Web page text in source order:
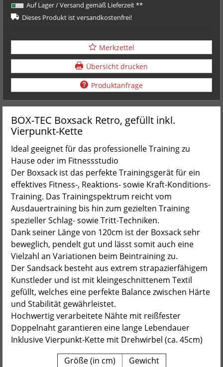
Auf Lager / Versand gemäß Lieferzeit **
Dieses Produkt ist versandkostenfrei!
Merkzettel
Übersicht drucken
Produktanfrage
BOX-TEC Boxsack Retro, gefüllt inkl.
Vierpunkt-Kette
Ideal geeignet für das professionelle Training zu
Hause oder im Fitnessstudio
Der Boxsack ist das perfekte Trainingsgerät für ein
effektives Fitness-, Reaktions- sowie Kraft-Konditions-
Training. Das Trainingspektrum reicht vom
Ausdauertraining bis hin zum gezielten Training
spezieller Schlag- sowie Tritt-Techniken.
Dank seiner Länge von 120cm ist der Boxsack sehr
beweglich, pendelt gut und lässt somit auch eine
Vielzahl an Variationen beim Beintraining zu.
Der Sandsack besteht aus extrem strapazierfähigem
Kunstleder und ist mit kleingeschnittenem Textil
gefüllt, welches eine perfekte Balance zwischen Härte
und Stabilität gewährleistet.
Hochwertig verarbeitete Nähte mit reißfester
Doppelnaht garantieren eine lange Lebendauer
Inklusive Vierpunkt-Kette mit Drehwirbel (ca. 45cm)
Größe (in cm)
Gewicht